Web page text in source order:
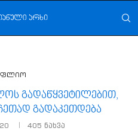
გადაწყვეტილებით,
გადაკეთდება
405 ნახვა